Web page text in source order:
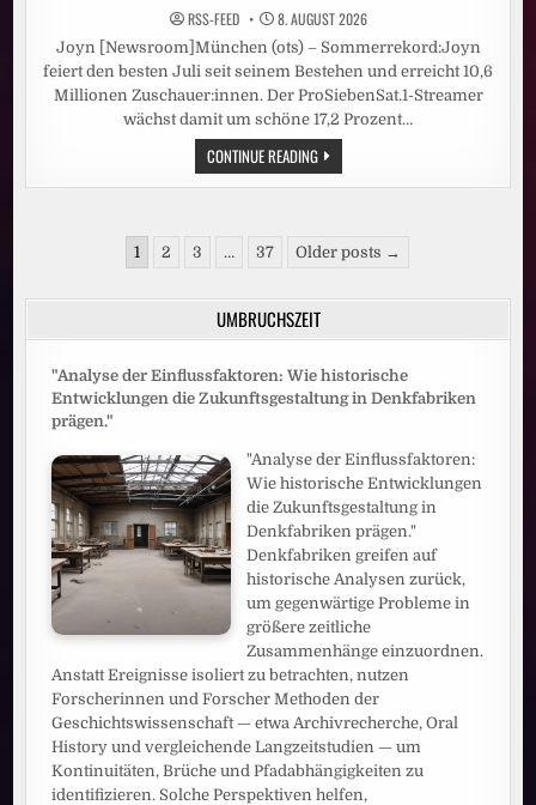
RSS-FEED 8. AUGUST 2026
Joyn [Newsroom]München (ots) – Sommerrekord:Joyn
feiert den besten Juli seit seinem Bestehen und erreicht 10,6
Millionen Zuschauer:innen. Der ProSiebenSat.1-Streamer
wächst damit um schöne 17,2 Prozent…
CONTINUE READINGEIN
SOMMER-
STREAMING-
DEN
BESTEN
SEINER
GESCHICHTE
Seitennummerierung
1 2 3 … 37 Older posts →
UMBRUCHSZEIT
"Analyse der Einflussfaktoren: Wie historische
Entwicklungen die Zukunftsgestaltung in Denkfabriken
prägen."
"Analyse der Einflussfaktoren:
Wie historische Entwicklungen
die Zukunftsgestaltung in
Denkfabriken prägen."
Denkfabriken greifen auf
historische Analysen zurück,
um gegenwärtige Probleme in
größere zeitliche
Zusammenhänge einzuordnen.
Anstatt Ereignisse isoliert zu betrachten, nutzen
Forscherinnen und Forscher Methoden der
Geschichtswissenschaft — etwa Archivrecherche, Oral
History und vergleichende Langzeitstudien — um
Kontinuitäten, Brüche und Pfadabhängigkeiten zu
identifizieren. Solche Perspektiven helfen,